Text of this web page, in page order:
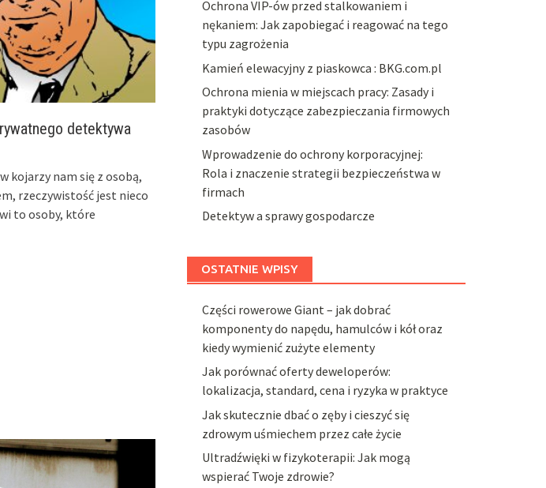
detektywa
kojarzy nam się z osobą,
rzeczywistość jest nieco
to osoby, które
Ochrona VIP-ów przed stalkowaniem i
nękaniem: Jak zapobiegać i reagować na tego
typu zagrożenia
Kamień elewacyjny z piaskowca : BKG.com.pl
Ochrona mienia w miejscach pracy: Zasady i
praktyki dotyczące zabezpieczania firmowych
zasobów
Wprowadzenie do ochrony korporacyjnej:
Rola i znaczenie strategii bezpieczeństwa w
firmach
Detektyw a sprawy gospodarcze
OSTATNIE WPISY
Części rowerowe Giant – jak dobrać
komponenty do napędu, hamulców i kół oraz
kiedy wymienić zużyte elementy
Jak porównać oferty deweloperów:
lokalizacja, standard, cena i ryzyka w praktyce
Jak skutecznie dbać o zęby i cieszyć się
zdrowym uśmiechem przez całe życie
Ultradźwięki w fizykoterapii: Jak mogą
wspierać Twoje zdrowie?